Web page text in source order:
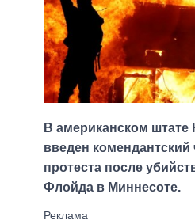
В американском
введен комендантский
протеста после
Флойда в Миннесоте.